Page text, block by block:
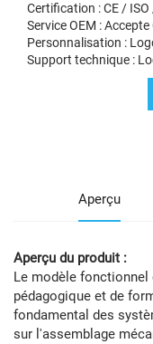
Certification : CE /
Service OEM :
Personnalisation :
Support technique :
Aperçu
Aperçu du produit :
Le modèle fonctionnel
pédagogique et de
fondamental des
sur l'assemblage